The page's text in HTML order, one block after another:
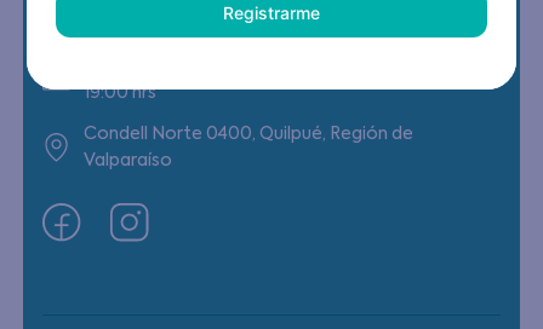
(22) 6178818 - Compras Internet
19:00 hrs
Condell Norte 0400, Quilpué, Región de
Valparaíso
Registrarme